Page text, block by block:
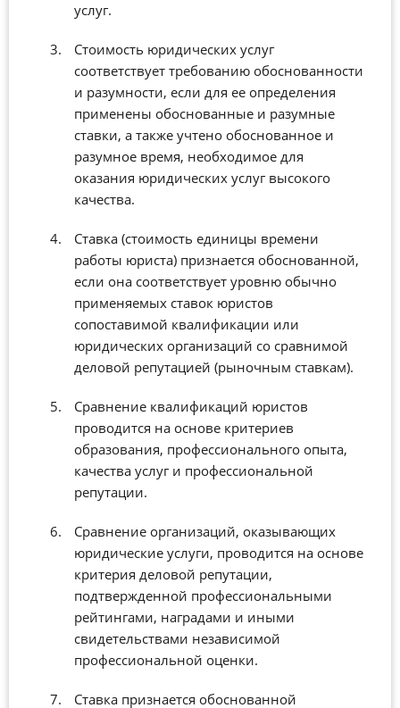
услуг.
Стоимость юридических услуг
соответствует требованию обоснованности
и разумности, если для ее определения
применены обоснованные и разумные
ставки, а также учтено обоснованное и
разумное время, необходимое для
оказания юридических услуг высокого
качества.
Ставка (стоимость единицы времени
работы юриста) признается обоснованной,
если она соответствует уровню обычно
применяемых ставок юристов
сопоставимой квалификации или
юридических организаций со сравнимой
деловой репутацией (рыночным ставкам).
Сравнение квалификаций юристов
проводится на основе критериев
образования, профессионального опыта,
качества услуг и профессиональной
репутации.
Сравнение организаций, оказывающих
юридические услуги, проводится на основе
критерия деловой репутации,
подтвержденной профессиональными
рейтингами, наградами и иными
свидетельствами независимой
профессиональной оценки.
Ставка признается обоснованной